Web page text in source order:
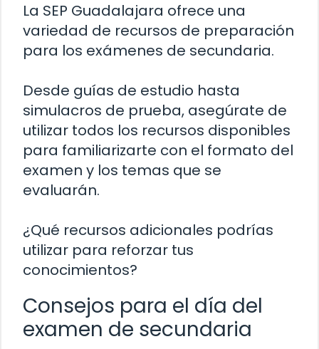
La SEP Guadalajara ofrece una
variedad de recursos de preparación
para los exámenes de secundaria.
Desde guías de estudio hasta
simulacros de prueba, asegúrate de
utilizar todos los recursos disponibles
para familiarizarte con el formato del
examen y los temas que se
evaluarán.
¿Qué recursos adicionales podrías
utilizar para reforzar tus
conocimientos?
Consejos para el día del
examen de secundaria